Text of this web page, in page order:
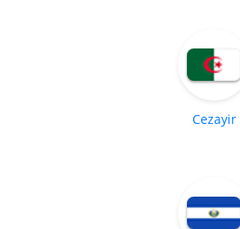
Cezayir